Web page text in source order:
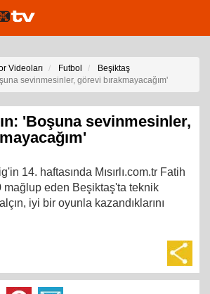
Videoları Futbol
Beşiktaş
sevinmesinler, görevi bırakmayacağım'
'Boşuna sevinmesinler,
14. haftasında Mısırlı.com.tr Fatih
mağlup eden Beşiktaş'ta teknik
iyi bir oyunla kazandıklarını